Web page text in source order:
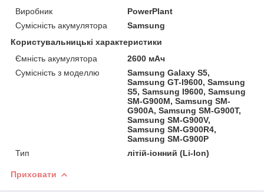
Виробник
PowerPlant
Сумісність акумулятора
Samsung
Користувальницькі характеристики
Ємність акумулятора
2600 мАч
Сумісність з моделлю
Samsung Galaxy S5,
Samsung GT-I9600, Samsung
S5, Samsung I9600, Samsung
SM-G900M, Samsung SM-
G900A, Samsung SM-G900T,
Samsung SM-G900V,
Samsung SM-G900R4,
Samsung SM-G900P
Тип
літій-іонний (Li-Ion)
Приховати